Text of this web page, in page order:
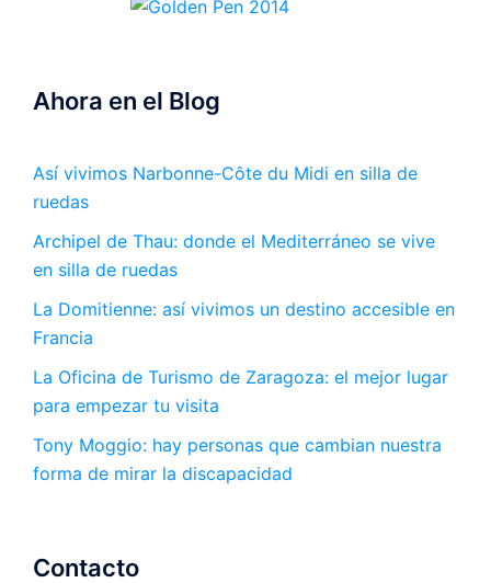
Ahora en el Blog
Así vivimos Narbonne-Côte du Midi en silla de
ruedas
Archipel de Thau: donde el Mediterráneo se vive
en silla de ruedas
La Domitienne: así vivimos un destino accesible en
Francia
La Oficina de Turismo de Zaragoza: el mejor lugar
para empezar tu visita
Tony Moggio: hay personas que cambian nuestra
forma de mirar la discapacidad
Contacto